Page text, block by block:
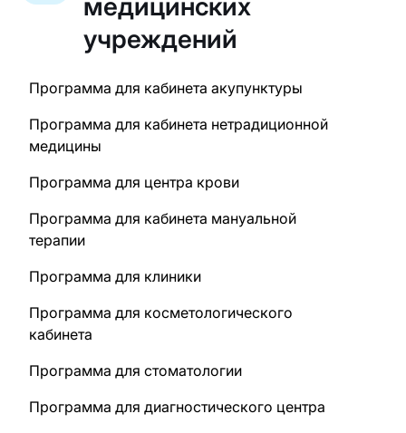
медицинских
учреждений
Программа для кабинета акупунктуры
Программа для кабинета нетрадиционной
медицины
Программа для центра крови
Программа для кабинета мануальной
терапии
Программа для клиники
Программа для косметологического
кабинета
Программа для стоматологии
Программа для диагностического центра